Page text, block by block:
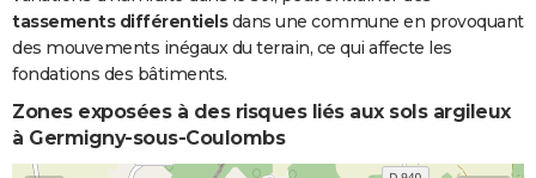
tassements différentielsdans une commune en provoquant
des mouvements inégaux du terrain, ce qui affecte les
fondations des bâtiments.
Zones exposées à des risques liés aux sols argileux
à Germigny-sous-Coulombs